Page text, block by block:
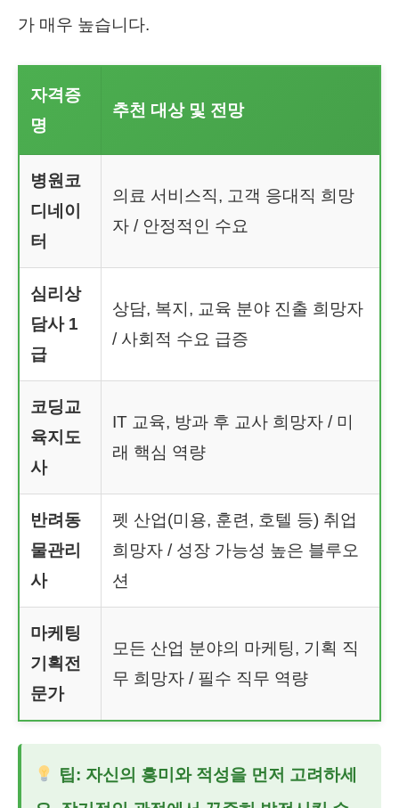
가 매우 높습니다.
자격증
명
추천 대상 및 전망
병원코
디네이
터
의료 서비스직, 고객 응대직 희망
자 / 안정적인 수요
심리상
담사 1
급
상담, 복지, 교육 분야 진출 희망자
/ 사회적 수요 급증
코딩교
육지도
사
IT 교육, 방과 후 교사 희망자 / 미
래 핵심 역량
반려동
물관리
사
펫 산업(미용, 훈련, 호텔 등) 취업
희망자 / 성장 가능성 높은 블루오
션
마케팅
기획전
문가
모든 산업 분야의 마케팅, 기획 직
무 희망자 / 필수 직무 역량
팁: 자신의 흥미와 적성을 먼저 고려하세